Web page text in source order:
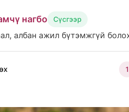
нагбо Сүсгээр
албан ажил бүтэмжгүй
1